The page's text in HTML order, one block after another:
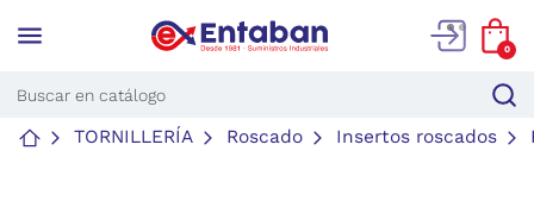
menu 0
TORNILLERÍA Roscado Insertos roscados